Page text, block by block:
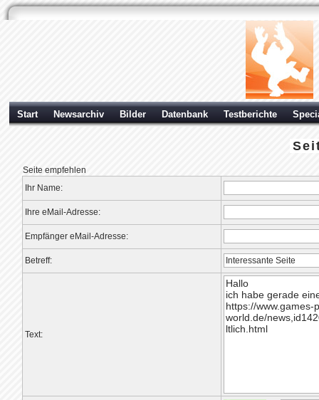
Start Newsarchiv Bilder Datenbank Testberichte
Seite empfehlen
Ihr Name:
Ihre eMail-Adresse:
Empfänger eMail-Adresse:
Betreff:
Text: